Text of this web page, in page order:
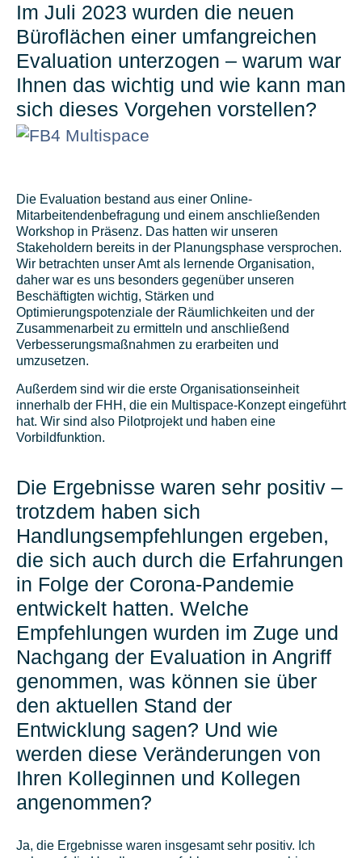
Im Juli 2023 wurden die neuen
Büroflächen einer umfangreichen
Evaluation unterzogen – warum war
Ihnen das wichtig und wie kann man
sich dieses Vorgehen vorstellen?
Die Evaluation bestand aus einer Online-
Mitarbeitendenbefragung und einem anschließenden
Workshop in Präsenz. Das hatten wir unseren
Stakeholdern bereits in der Planungsphase versprochen.
Wir betrachten unser Amt als lernende Organisation,
daher war es uns besonders gegenüber unseren
Beschäftigten wichtig, Stärken und
Optimierungspotenziale der Räumlichkeiten und der
Zusammenarbeit zu ermitteln und anschließend
Verbesserungsmaßnahmen zu erarbeiten und
umzusetzen.
Außerdem sind wir die erste Organisationseinheit
innerhalb der FHH, die ein Multispace-Konzept eingeführt
hat. Wir sind also Pilotprojekt und haben eine
Vorbildfunktion.
Die Ergebnisse waren sehr positiv –
trotzdem haben sich
Handlungsempfehlungen ergeben,
die sich auch durch die Erfahrungen
in Folge der Corona-Pandemie
entwickelt hatten. Welche
Empfehlungen wurden im Zuge und
Nachgang der Evaluation in Angriff
genommen, was können sie über
den aktuellen Stand der
Entwicklung sagen? Und wie
werden diese Veränderungen von
Ihren Kolleginnen und Kollegen
angenommen?
Ja, die Ergebnisse waren insgesamt sehr positiv. Ich